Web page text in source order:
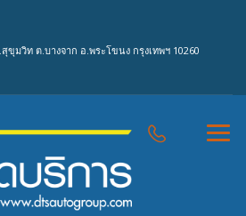
ขุมวิท ต.บางจาก อ.พระโขนง กรุงเทพฯ 10260